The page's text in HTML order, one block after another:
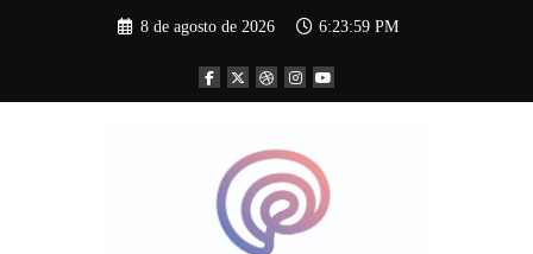
8 de agosto de 2026 6:24:00 PM